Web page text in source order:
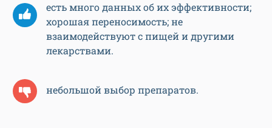
есть много данных об их эффективности;
хорошая переносимость; не
взаимодействуют с пищей и другими
лекарствами.
небольшой выбор препаратов.